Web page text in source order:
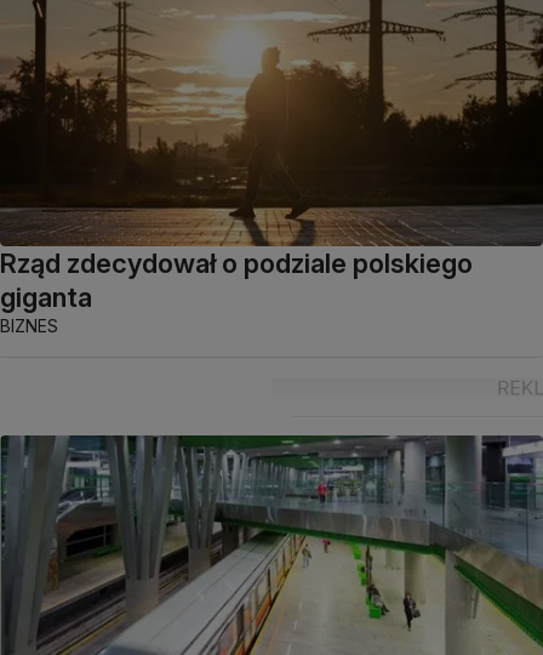
Rząd zdecydował o podziale polskiego
giganta
BIZNES